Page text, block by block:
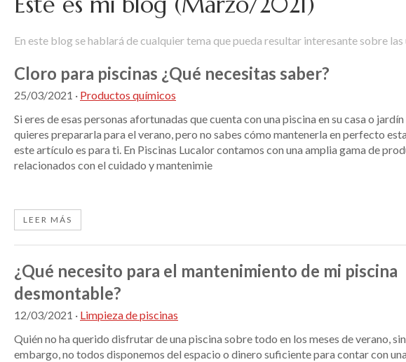
En este blog se hablará de cualquier tema que pueda resultar interesante sobre
Cloro para piscinas ¿Qué necesitas saber?
25/03/2021 · Productos químicos
Si eres de esas personas afortunadas que cuenta con una piscina en su casa o jardín
quieres prepararla para el verano, pero no sabes cómo mantenerla en perfecto
este artículo es para ti. En Piscinas Lucalor contamos con una amplia gama de
relacionados con el cuidado y mantenimie
LEER MÁS
¿Qué necesito para el mantenimiento de mi piscina
desmontable?
12/03/2021 · Limpieza de piscinas
Quién no ha querido disfrutar de una piscina sobre todo en los meses de verano, sin
embargo, no todos disponemos del espacio o dinero suficiente para contar con una